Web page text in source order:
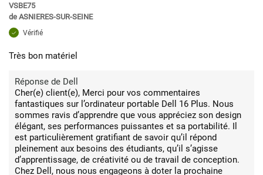
VSBE75
de ASNIERES-SUR-SEINE
Vérifié
Très bon matériel
Réponse de Dell
Cher(e) client(e), Merci pour vos commentaires
fantastiques sur l’ordinateur portable Dell 16 Plus. Nous
sommes ravis d’apprendre que vous appréciez son design
élégant, ses performances puissantes et sa portabilité. Il
est particulièrement gratifiant de savoir qu’il répond
pleinement aux besoins des étudiants, qu’il s’agisse
d’apprentissage, de créativité ou de travail de conception.
Chez Dell, nous nous engageons à doter la prochaine